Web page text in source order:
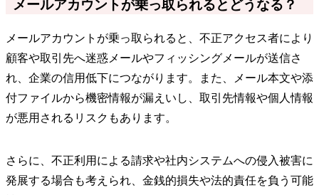
メールアカウントが乗っ取られるとどうなる？
メールアカウントが乗っ取られると、不正アクセス者により
顧客や取引先へ迷惑メールやフィッシングメールが送信さ
れ、企業の信用低下につながります。また、メール本文や添
付ファイルから機密情報が漏えいし、取引先情報や個人情報
が悪用されるリスクもあります。
さらに、不正利用による請求や社内システムへの侵入被害に
発展する場合も考えられ、金銭的損失や法的責任を負う可能